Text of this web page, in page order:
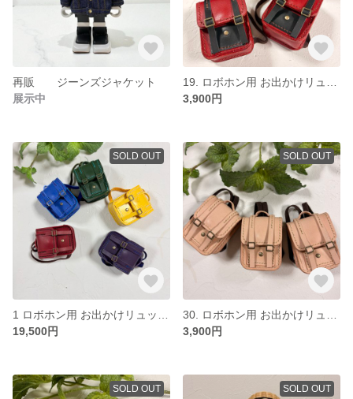
再販 ジーンズジャケット
展示中
3,900円
SOLD OUT
19,500円
SOLD OUT
3,900円
SOLD OUT SOLD OUT